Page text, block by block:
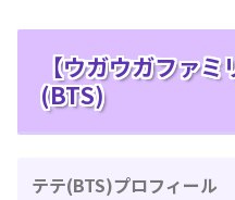
【ウガウガファ
(BTS)
テテ(BTS)プロフィール